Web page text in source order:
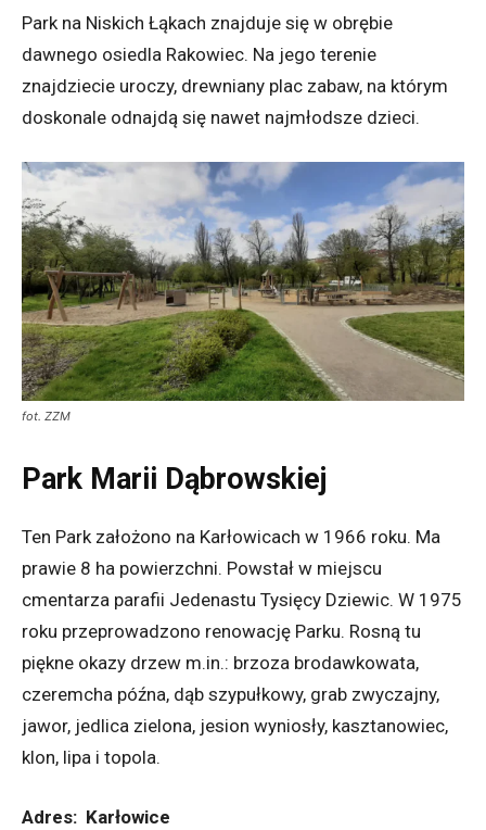
Park na Niskich Łąkach znajduje się w obrębie
dawnego osiedla Rakowiec. Na jego terenie
znajdziecie uroczy, drewniany plac zabaw, na którym
doskonale odnajdą się nawet najmłodsze dzieci.
fot. ZZM
Park Marii Dąbrowskiej
Ten Park założono na Karłowicach w 1966 roku. Ma
prawie 8 ha powierzchni. Powstał w miejscu
cmentarza parafii Jedenastu Tysięcy Dziewic. W 1975
roku przeprowadzono renowację Parku. Rosną tu
piękne okazy drzew m.in.: brzoza brodawkowata,
czeremcha późna, dąb szypułkowy, grab zwyczajny,
jawor, jedlica zielona, jesion wyniosły, kasztanowiec,
klon, lipa i topola.
Adres: Karłowice